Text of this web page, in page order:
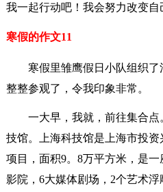
我一起行动吧！我会努力改变自
寒假的作文11
寒假里雏鹰假日小队组织了
整整参观了，令我印象非常。
一大早，我就，前往集合
技馆。上海科技馆是上海市投
项目，面积9。8万平方米，是
影院，6大媒体剧场，2个艺术